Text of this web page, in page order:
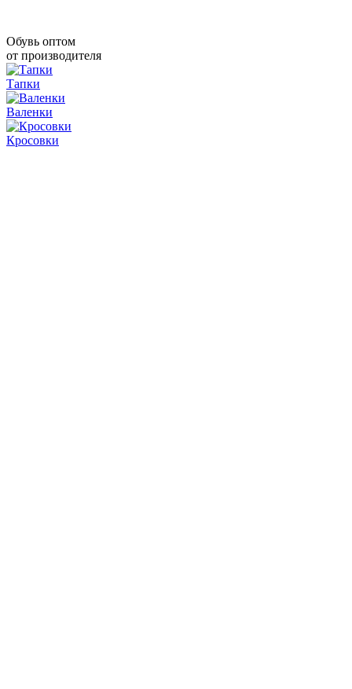
Обувь оптом
от производителя
Тапки
Валенки
Кросовки